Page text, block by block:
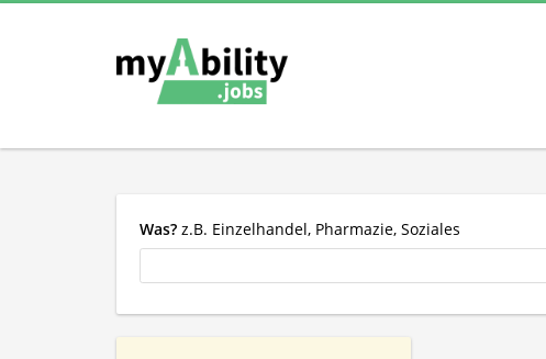
Was? z.B. Einzelhandel, Pharmazie, Soziales